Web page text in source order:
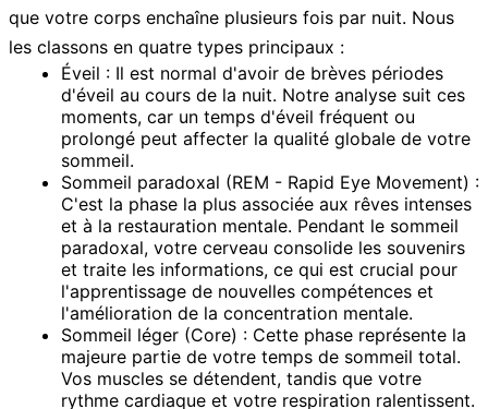
que votre corps enchaîne plusieurs fois par nuit. Nous
les classons en quatre types principaux :
Éveil : Il est normal d'avoir de brèves périodes
d'éveil au cours de la nuit. Notre analyse suit ces
moments, car un temps d'éveil fréquent ou
prolongé peut affecter la qualité globale de votre
sommeil.
Sommeil paradoxal (REM - Rapid Eye Movement) :
C'est la phase la plus associée aux rêves intenses
et à la restauration mentale. Pendant le sommeil
paradoxal, votre cerveau consolide les souvenirs
et traite les informations, ce qui est crucial pour
l'apprentissage de nouvelles compétences et
l'amélioration de la concentration mentale.
Sommeil léger (Core) : Cette phase représente la
majeure partie de votre temps de sommeil total.
Vos muscles se détendent, tandis que votre
rythme cardiaque et votre respiration ralentissent.